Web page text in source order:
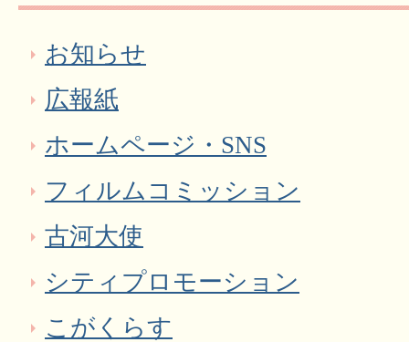
お知らせ
広報紙
ホームページ・SNS
フィルムコミッション
古河大使
シティプロモーション
こがくらす